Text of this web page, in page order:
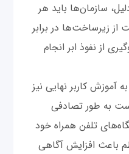
سازمان‌ها باید هر
از زیرساخت‌ها در برابر
از نفوذ ابر انجام
آموزش کاربر نهایی نیز
است به طور تصادفی
تلفن همراه خود
باعث افزایش آگاهی